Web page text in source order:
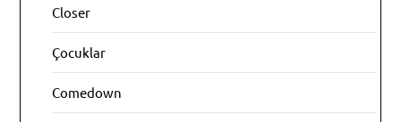
Closer
Çocuklar
Comedown